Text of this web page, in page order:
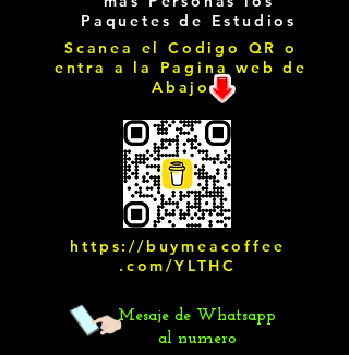
Paquetes de Estudios
Scanea el Codigo QR o
entra a la Pagina web de
Abajo
https://buymeacoffee
.com/YLTHC
Mesaje de Whatsapp
al numero